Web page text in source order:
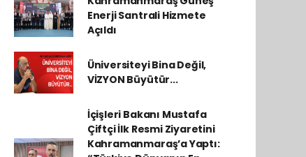
Enerji Santrali Hizmete
Açıldı
Üniversiteyi Bina Değil,
VİZYON Büyütür...
İçişleri Bakanı Mustafa
Çiftçi İlk Resmi Ziyaretini
Kahramanmaraş’a Yaptı: